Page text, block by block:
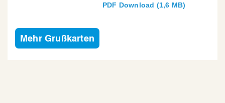
PDF Download (1,6 MB)
Mehr Grußkarten